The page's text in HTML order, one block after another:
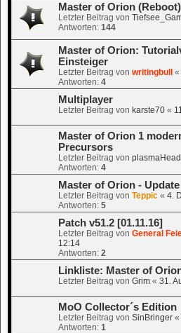
Master of Orion
Letzter Beitrag von
Antworten: 144
Master of Orion:
Einsteiger
Letzter Beitrag von writingbull «
Antworten: 4
Multiplayer
Letzter Beitrag von karste70 «
Master of Orion 1
Precursors
Letzter Beitrag von plasmaHead
Antworten: 4
Master of Orion -
Letzter Beitrag von Teppic « 4.
Antworten: 5
Patch v51.2 [01.11.16]
Letzter Beitrag von General
12:14
Antworten: 2
Linkliste: Master of
Letzter Beitrag von Grim « 31.
MoO Collector´s Edition
Letzter Beitrag von SinBringer «
Antworten: 1